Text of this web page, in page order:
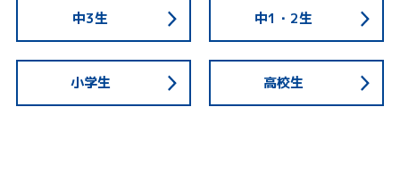
中3生 中1・2生
小学生 高校生